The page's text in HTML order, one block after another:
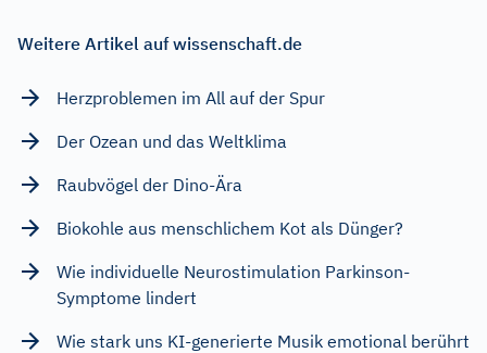
Weitere Artikel auf wissenschaft.de
Herzproblemen im All auf der Spur
Der Ozean und das Weltklima
Raubvögel der Dino-Ära
Biokohle aus menschlichem Kot als Dünger?
Wie individuelle Neurostimulation Parkinson-
Symptome lindert
Wie stark uns KI-generierte Musik emotional berührt